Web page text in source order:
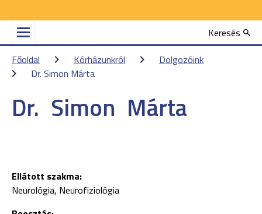
Keresés
Főoldal
Kórházunkról
Dolgozóink
Dr. Simon Márta
Dr. Simon Márta
Ellátott szakma:
Neurológia, Neurofiziológia